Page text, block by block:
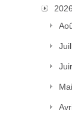
2026
Mai